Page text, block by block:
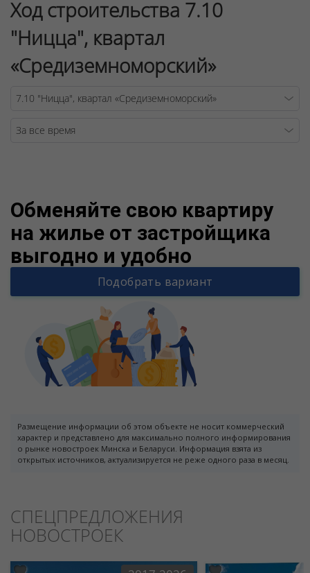
Ход строительства 7.10
"Ницца", квартал
«Средиземноморский»
Обменяйте свою квартиру
на жилье от застройщика
выгодно и удобно
Подобрать вариант
Размещение информации об этом объекте не носит коммерческий
характер и представлено для максимально полного информирования
о рынке новостроек Минска и Беларуси. Информация взята из
открытых источников, актуализируется не реже одного раза в месяц.
СПЕЦПРЕДЛОЖЕНИЯ
НОВОСТРОЕК